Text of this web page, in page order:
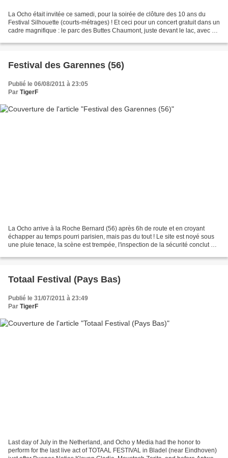
La Ocho était invitée ce samedi, pour la soirée de clôture des 10 ans du
Festival Silhouette (courts-métrages) ! Et ceci pour un concert gratuit dans un
cadre magnifique : le parc des Buttes Chaumont, juste devant le lac, avec un
Festival des Garennes (56)
Publié le 06/08/2011 à 23:05
Par TigerF
La Ocho arrive à la Roche Bernard (56) après 6h de route et en croyant
échapper au temps pourri parisien, mais pas du tout ! Le site est noyé sous
une pluie tenace, la scène est trempée, l'inspection de la sécurité conclut au
Totaal Festival (Pays Bas)
Publié le 31/07/2011 à 23:49
Par TigerF
Last day of July in the Netherland, and Ocho y Media had the honor to
perform for the last live act of TOTAAL FESTIVAL in Bladel (near Eindhoven)